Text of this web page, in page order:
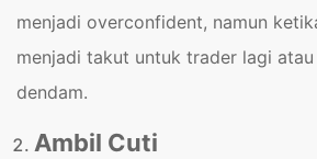
menjadi overconfident, namun
menjadi takut untuk trader lagi
dendam.
Ambil Cuti